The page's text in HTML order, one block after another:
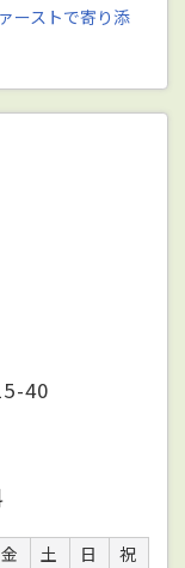
ーストで寄り添
40
金 土 日
祝